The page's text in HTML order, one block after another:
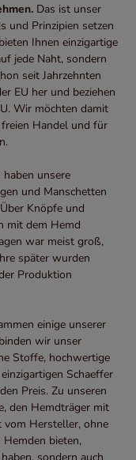
Das ist unser
und Prinzipien setzen
Ihnen einzigartige
jede Naht, sondern
seit Jahrzehnten
EU her und beziehen
Wir möchten damit
Handel und für
unsere
und Manschetten
Knöpfe und
mit dem Hemd
war meist groß,
später wurden
Produktion
einige unserer
wir unser
Stoffe, hochwertige
Schaeffer
Preis. Zu unseren
den Hemdträger mit
vom Hersteller, ohne
bieten,